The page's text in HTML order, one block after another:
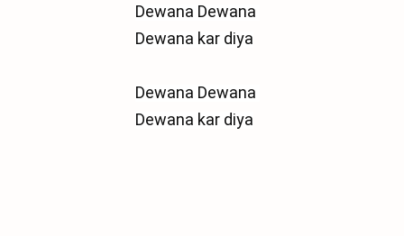
Dewana Dewana
Dewana kar diya
Dewana Dewana
Dewana kar diya